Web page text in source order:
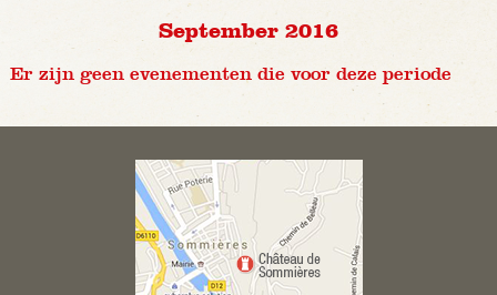
September 2016
Er zijn geen evenementen die voor deze periode